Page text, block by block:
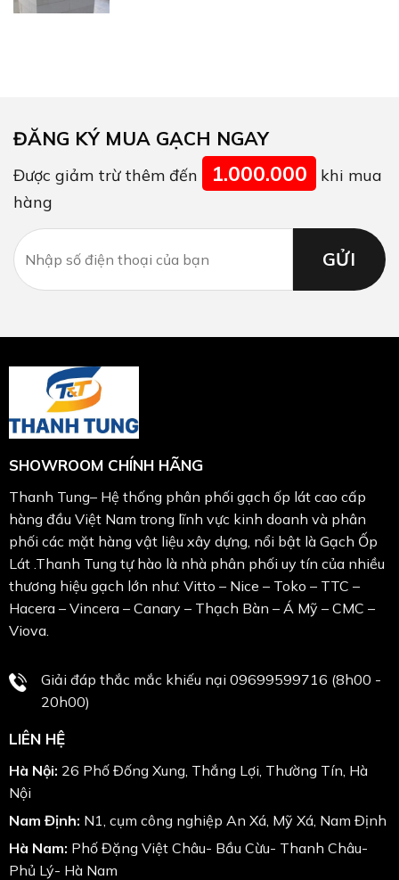
ĐĂNG KÝ MUA GẠCH NGAY
Được giảm trừ thêm đến 1.000.000
khi mua
hàng
SHOWROOM CHÍNH HÃNG
Thanh Tung– Hệ thống phân phối gạch ốp lát cao cấp
hàng đầu Việt Nam trong lĩnh vực kinh doanh và phân
phối các mặt hàng vật liệu xây dựng, nổi bật là Gạch Ốp
Lát .Thanh Tung tự hào là nhà phân phối uy tín của nhiều
thương hiệu gạch lớn như: Vitto – Nice – Toko – TTC –
Hacera – Vincera – Canary – Thạch Bàn – Á Mỹ – CMC –
Viova.
Giải đáp thắc mắc khiếu nại 09699599716 (8h00 -
20h00)
LIÊN HỆ
Hà Nội: 26 Phố Đống Xung, Thắng Lợi, Thường Tín, Hà
Nội
Nam Định: N1, cụm công nghiệp An Xá, Mỹ Xá, Nam Định
Hà Nam: Phố Đặng Việt Châu- Bầu Cừu- Thanh Châu-
Phủ Lý- Hà Nam